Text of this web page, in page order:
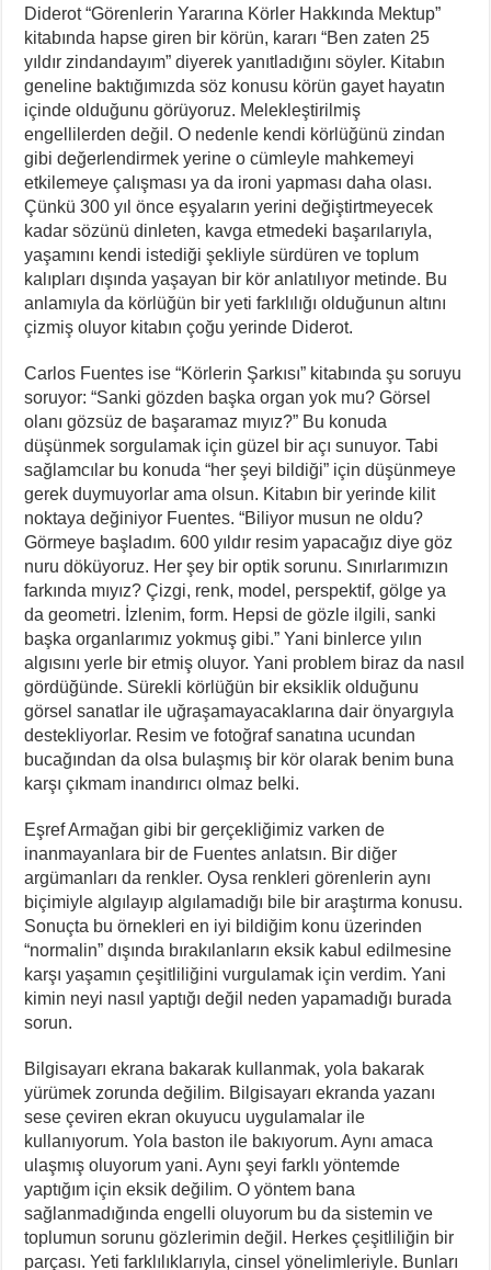
Diderot “Görenlerin Yararına Körler Hakkında Mektup”
kitabında hapse giren bir körün, kararı “Ben zaten 25
yıldır zindandayım” diyerek yanıtladığını söyler. Kitabın
geneline baktığımızda söz konusu körün gayet hayatın
içinde olduğunu görüyoruz. Melekleştirilmiş
engellilerden değil. O nedenle kendi körlüğünü zindan
gibi değerlendirmek yerine o cümleyle mahkemeyi
etkilemeye çalışması ya da ironi yapması daha olası.
Çünkü 300 yıl önce eşyaların yerini değiştirtmeyecek
kadar sözünü dinleten, kavga etmedeki başarılarıyla,
yaşamını kendi istediği şekliyle sürdüren ve toplum
kalıpları dışında yaşayan bir kör anlatılıyor metinde. Bu
anlamıyla da körlüğün bir yeti farklılığı olduğunun altını
çizmiş oluyor kitabın çoğu yerinde Diderot.
Carlos Fuentes ise “Körlerin Şarkısı” kitabında şu soruyu
soruyor: “Sanki gözden başka organ yok mu? Görsel
olanı gözsüz de başaramaz mıyız?” Bu konuda
düşünmek sorgulamak için güzel bir açı sunuyor. Tabi
sağlamcılar bu konuda “her şeyi bildiği” için düşünmeye
gerek duymuyorlar ama olsun. Kitabın bir yerinde kilit
noktaya değiniyor Fuentes. “Biliyor musun ne oldu?
Görmeye başladım. 600 yıldır resim yapacağız diye göz
nuru döküyoruz. Her şey bir optik sorunu. Sınırlarımızın
farkında mıyız? Çizgi, renk, model, perspektif, gölge ya
da geometri. İzlenim, form. Hepsi de gözle ilgili, sanki
başka organlarımız yokmuş gibi.” Yani binlerce yılın
algısını yerle bir etmiş oluyor. Yani problem biraz da nasıl
gördüğünde. Sürekli körlüğün bir eksiklik olduğunu
görsel sanatlar ile uğraşamayacaklarına dair önyargıyla
destekliyorlar. Resim ve fotoğraf sanatına ucundan
bucağından da olsa bulaşmış bir kör olarak benim buna
karşı çıkmam inandırıcı olmaz belki.
Eşref Armağan gibi bir gerçekliğimiz varken de
inanmayanlara bir de Fuentes anlatsın. Bir diğer
argümanları da renkler. Oysa renkleri görenlerin aynı
biçimiyle algılayıp algılamadığı bile bir araştırma konusu.
Sonuçta bu örnekleri en iyi bildiğim konu üzerinden
“normalin” dışında bırakılanların eksik kabul edilmesine
karşı yaşamın çeşitliliğini vurgulamak için verdim. Yani
kimin neyi nasıl yaptığı değil neden yapamadığı burada
sorun.
Bilgisayarı ekrana bakarak kullanmak, yola bakarak
yürümek zorunda değilim. Bilgisayarı ekranda yazanı
sese çeviren ekran okuyucu uygulamalar ile
kullanıyorum. Yola baston ile bakıyorum. Aynı amaca
ulaşmış oluyorum yani. Aynı şeyi farklı yöntemde
yaptığım için eksik değilim. O yöntem bana
sağlanmadığında engelli oluyorum bu da sistemin ve
toplumun sorunu gözlerimin değil. Herkes çeşitliliğin bir
parçası. Yeti farklılıklarıyla, cinsel yönelimleriyle. Bunları